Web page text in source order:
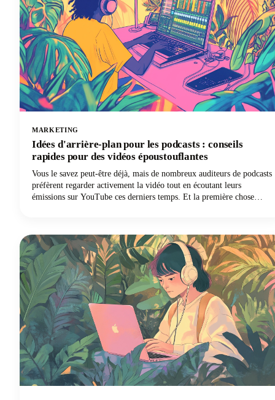
MARKETING
Idées d'arrière-plan pour les podcasts : conseils
rapides pour des vidéos époustouflantes
Vous le savez peut-être déjà, mais de nombreux auditeurs de podcasts
préfèrent regarder activement la vidéo tout en écoutant leurs
émissions sur YouTube ces derniers temps. Et la première chose